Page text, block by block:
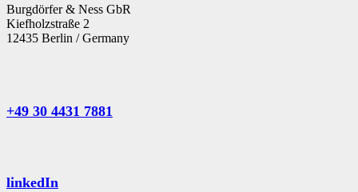
Burgdörfer & Ness GbR
Kiefholzstraße 2
12435 Berlin / Germany
+49 30 4431 7881
linkedIn